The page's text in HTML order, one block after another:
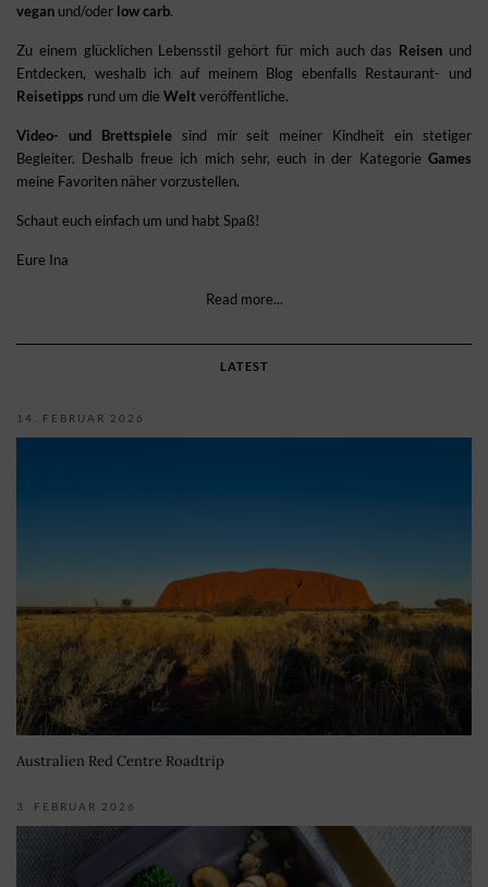
vegan und/oder low carb.
Zu einem glücklichen Lebensstil gehört für mich auch das Reisen und
Entdecken, weshalb ich auf meinem Blog ebenfalls Restaurant- und
Reisetipps rund um die Weltveröffentliche.
Video- und Brettspielesind mir seit meiner Kindheit ein stetiger
Begleiter. Deshalb freue ich mich sehr, euch in der Kategorie Games
meine Favoriten näher vorzustellen.
Schaut euch einfach um und habt Spaß!
Eure Ina
Read more...
LATEST
14. FEBRUAR 2026
Australien Red Centre Roadtrip
3. FEBRUAR 2026